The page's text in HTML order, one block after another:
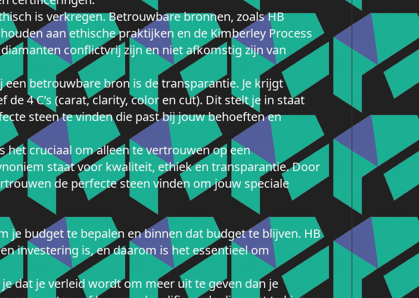
is verkregen. Betrouwbare bronnen, zoals HB
aan ethische praktijken en de Kimberley Process
conflictvrij zijn en niet afkomstig zijn van
betrouwbare bron is de transparantie. Je krijgt
4 C’s (carat, clarity, color en cut). Dit stelt je in staat
steen te vinden die past bij jouw behoeften en
het cruciaal om alleen te vertrouwen op een
staat voor kwaliteit, ethiek en transparantie. Door
de perfecte steen vinden om jouw speciale
je budget te bepalen en binnen dat budget te blijven. HB
investering is, en daarom is het essentieel om
dat je verleid wordt om meer uit te geven dan je